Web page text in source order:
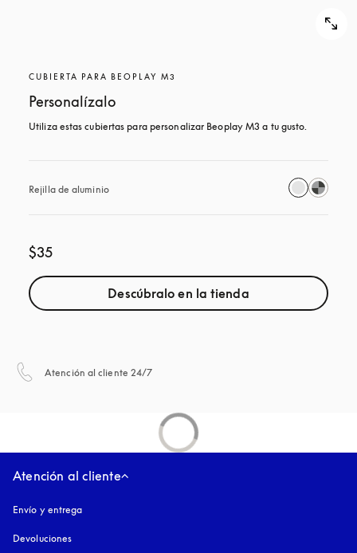
CUBIERTA PARA BEOPLAY M3
Personalízalo
Utiliza estas cubiertas para personalizar Beoplay M3 a tu gusto.
Rejilla de aluminio
$35
Descúbralo en la tienda
Atención al cliente 24/7
Atención al cliente
Envío y entrega
Devoluciones